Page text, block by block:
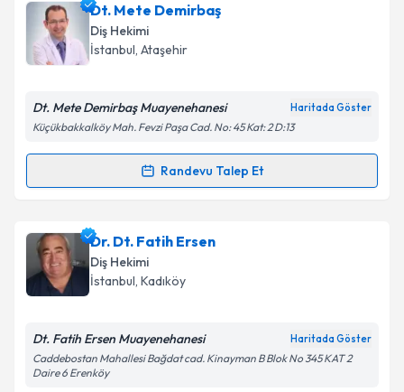
Dt. Mete Demirbaş
Diş Hekimi
İstanbul, Ataşehir
Dt. Mete Demirbaş Muayenehanesi Haritada Göster
Küçükbakkalköy Mah. Fevzi Paşa Cad. No: 45 Kat: 2 D:13
Randevu Talep Et
Randevu Takvimi Talebi
Dt. Mete Demirbaşiçin randevu takvimi talebi
oluşturun. Size bu uzmandan randevu almanız için bir
takvim hazırlandığında e-posta ile bilgilendireceğiz.
Dr. Dt. Fatih Ersen
Diş Hekimi
İstanbul, Kadıköy
Dt. Fatih Ersen Muayenehanesi Haritada Göster
Caddebostan Mahallesi Bağdat cad. Kinayman B Blok No 345 KAT 2
Daire 6 Erenköy